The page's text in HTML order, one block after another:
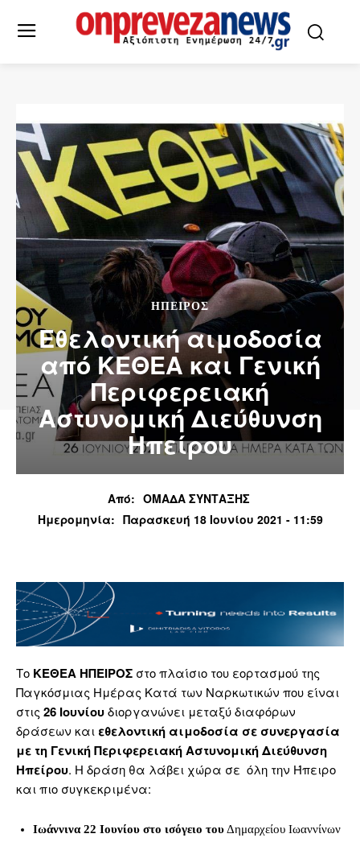
ΉΠΕΙΡΟΣ
Εθελοντική αιμοδοσία
από ΚΕΘΕΑ και Γενική
Περιφερειακή
Αστυνομική Διεύθυνση
Ηπείρου
Από: ΟΜΑΔΑ ΣΥΝΤΑΞΗΣ
Ημερομηνία: Παρασκευή 18 Ιουνίου 2021 - 11:59
Το ΚΕΘΕΑ ΗΠΕΙΡΟΣ στο πλαίσιο του εορτασμού της
Παγκόσμιας Ημέρας Κατά των Ναρκωτικών που είναι
στις 26 Ιουνίουδιοργανώνει μεταξύ διαφόρων
δράσεων και εθελοντική αιμοδοσία σε συνεργασία
με τη Γενική Περιφερειακή Αστυνομική Διεύθυνση
Ηπείρου. Η δράση θα λάβει χώρα σε όλη την Ήπειρο
και πιο συγκεκριμένα:
Ιωάννινα 22 Ιουνίου στο ισόγειο τουΔημαρχείου Ιωαννίνων